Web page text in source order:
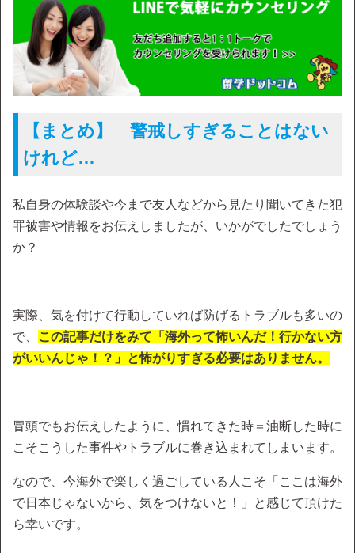
【まとめ】 警戒しすぎることはない
けれど…
私自身の体験談や今まで友人などから見たり聞いてきた犯
罪被害や情報をお伝えしましたが、いかがでしたでしょう
か？
実際、気を付けて行動していれば防げるトラブルも多いの
で、
この記事だけをみて「海外って怖いんだ！行かない方
がいいんじゃ！？」と怖がりすぎる必要はありません。
冒頭でもお伝えしたように、慣れてきた時＝油断した時に
こそこうした事件やトラブルに巻き込まれてしまいます。
なので、今海外で楽しく過ごしている人こそ「ここは海外
で日本じゃないから、気をつけないと！」と感じて頂けた
ら幸いです。